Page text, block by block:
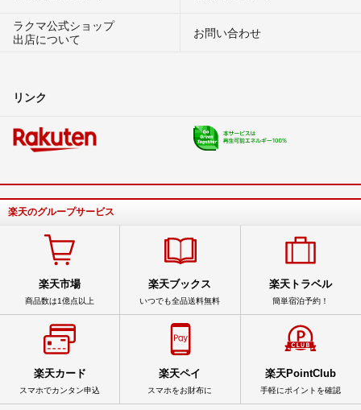
ラクマ公式ショップ
出店について
お問い合わせ
リンク
楽天のグループサービス
楽天市場
商品数は1億点以上
楽天ブックス
いつでも全品送料無料
楽天トラベル
簡単宿泊予約！
楽天カード
スマホでカンタン申込
楽天ペイ
スマホをお財布に
楽天PointClub
手軽にポイントを確認